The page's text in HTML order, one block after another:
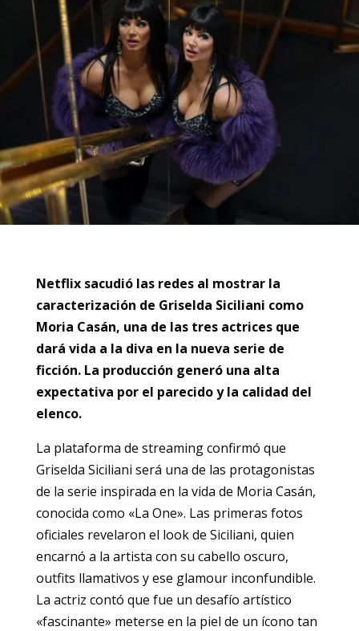
Netflix sacudió las redes al mostrar la
caracterización de Griselda Siciliani como
Moria Casán, una de las tres actrices que
dará vida a la diva en la nueva serie de
ficción. La producción generó una alta
expectativa por el parecido y la calidad del
elenco.
La plataforma de streaming confirmó que
Griselda Siciliani será una de las protagonistas
de la serie inspirada en la vida de Moria Casán,
conocida como «La One». Las primeras fotos
oficiales revelaron el look de Siciliani, quien
encarnó a la artista con su cabello oscuro,
outfits llamativos y ese glamour inconfundible.
La actriz contó que fue un desafío artístico
«fascinante» meterse en la piel de un ícono tan